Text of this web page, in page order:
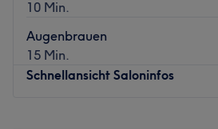
10 Min.
Augenbrauen
15 Min.
Schnellansicht Saloninfos